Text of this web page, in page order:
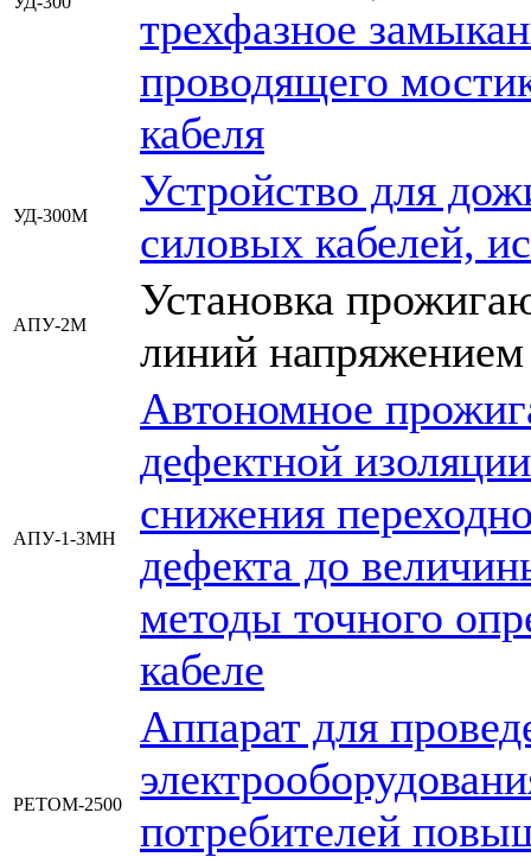
трехфазное
проводящего
кабеля
УД-300М
Устройство для
силовых кабелей,
АПУ-2М
Установка
линий
АПУ-1-3МН
Автономное
дефектной
снижения
дефекта до
методы точного
кабеле
РЕТОМ-2500
Аппарат для
потребителей